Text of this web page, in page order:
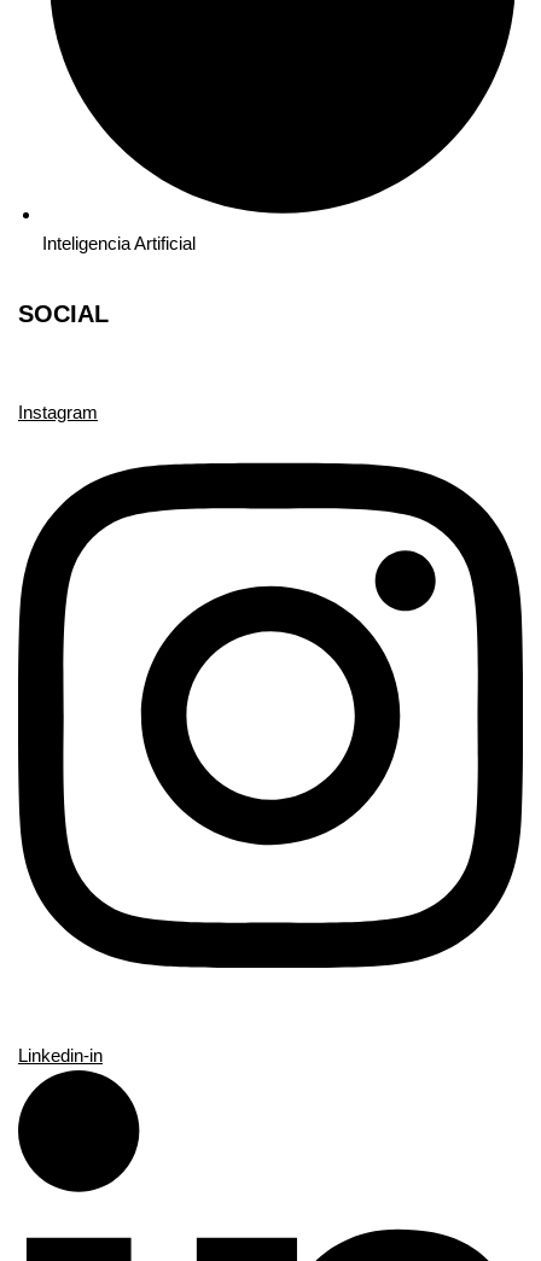
Inteligencia Artificial
SOCIAL
Instagram
Linkedin-in